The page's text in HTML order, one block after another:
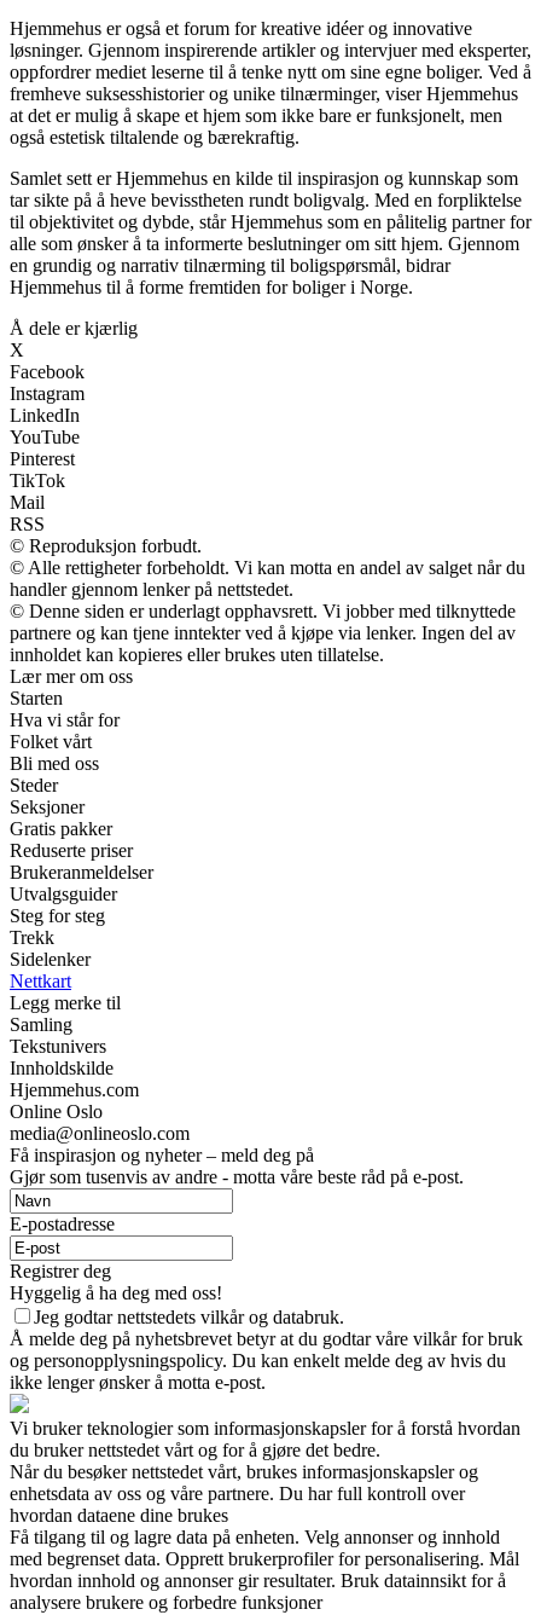
Hjemmehus er også et forum for kreative idéer og innovative
løsninger. Gjennom inspirerende artikler og intervjuer med eksperter,
oppfordrer mediet leserne til å tenke nytt om sine egne boliger. Ved å
fremheve suksesshistorier og unike tilnærminger, viser Hjemmehus
at det er mulig å skape et hjem som ikke bare er funksjonelt, men
også estetisk tiltalende og bærekraftig.
Samlet sett er Hjemmehus en kilde til inspirasjon og kunnskap som
tar sikte på å heve bevisstheten rundt boligvalg. Med en forpliktelse
til objektivitet og dybde, står Hjemmehus som en pålitelig partner for
alle som ønsker å ta informerte beslutninger om sitt hjem. Gjennom
en grundig og narrativ tilnærming til boligspørsmål, bidrar
Hjemmehus til å forme fremtiden for boliger i Norge.
Å dele er kjærlig
X
Facebook
Instagram
LinkedIn
YouTube
Pinterest
TikTok
Mail
RSS
© Reproduksjon forbudt.
© Alle rettigheter forbeholdt. Vi kan motta en andel av salget når du
handler gjennom lenker på nettstedet.
© Denne siden er underlagt opphavsrett. Vi jobber med tilknyttede
partnere og kan tjene inntekter ved å kjøpe via lenker. Ingen del av
innholdet kan kopieres eller brukes uten tillatelse.
Lær mer om oss
Starten
Hva vi står for
Folket vårt
Bli med oss
Steder
Seksjoner
Gratis pakker
Reduserte priser
Brukeranmeldelser
Utvalgsguider
Steg for steg
Trekk
Sidelenker
Nettkart
Legg merke til
Samling
Tekstunivers
Innholdskilde
Hjemmehus.com
Online Oslo
media@onlineoslo.com
Få inspirasjon og nyheter – meld deg på
Gjør som tusenvis av andre - motta våre beste råd på e-post.
E-postadresse
Registrer deg
Hyggelig å ha deg med oss!
Jeg godtar nettstedets vilkår og databruk.
Å melde deg på nyhetsbrevet betyr at du godtar våre vilkår for bruk
og personopplysningspolicy. Du kan enkelt melde deg av hvis du
ikke lenger ønsker å motta e-post.
Vi bruker teknologier som informasjonskapsler for å forstå hvordan
du bruker nettstedet vårt og for å gjøre det bedre.
Når du besøker nettstedet vårt, brukes informasjonskapsler og
enhetsdata av oss og våre partnere. Du har full kontroll over
hvordan dataene dine brukes
Få tilgang til og lagre data på enheten. Velg annonser og innhold
med begrenset data. Opprett brukerprofiler for personalisering. Mål
hvordan innhold og annonser gir resultater. Bruk datainnsikt for å
analysere brukere og forbedre funksjoner